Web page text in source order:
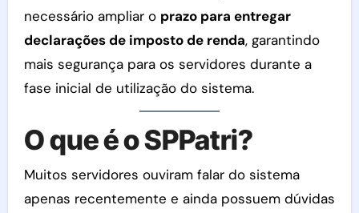
necessário ampliar o prazo para entregar
declarações de imposto de renda, garantindo
mais segurança para os servidores durante a
fase inicial de utilização do sistema.
O que é o SPPatri?
Muitos servidores ouviram falar do sistema
apenas recentemente e ainda possuem dúvidas